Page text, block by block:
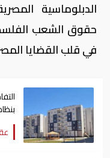
الدبلوماسية
حقوق الشعب
في قلب القضايا